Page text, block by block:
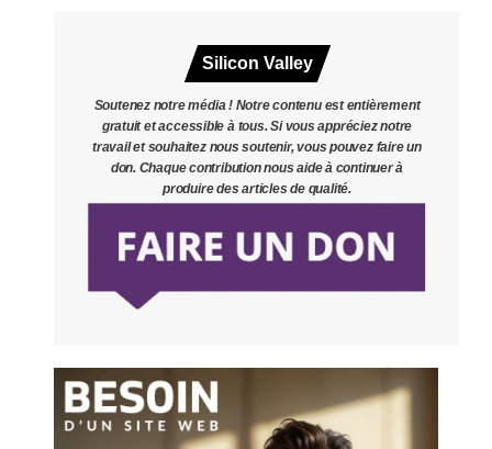
Silicon Valley
Soutenez notre média ! Notre contenu est entièrement
gratuit et accessible à tous. Si vous appréciez notre
travail et souhaitez nous soutenir, vous pouvez faire un
don. Chaque contribution nous aide à continuer à
produire des articles de qualité.